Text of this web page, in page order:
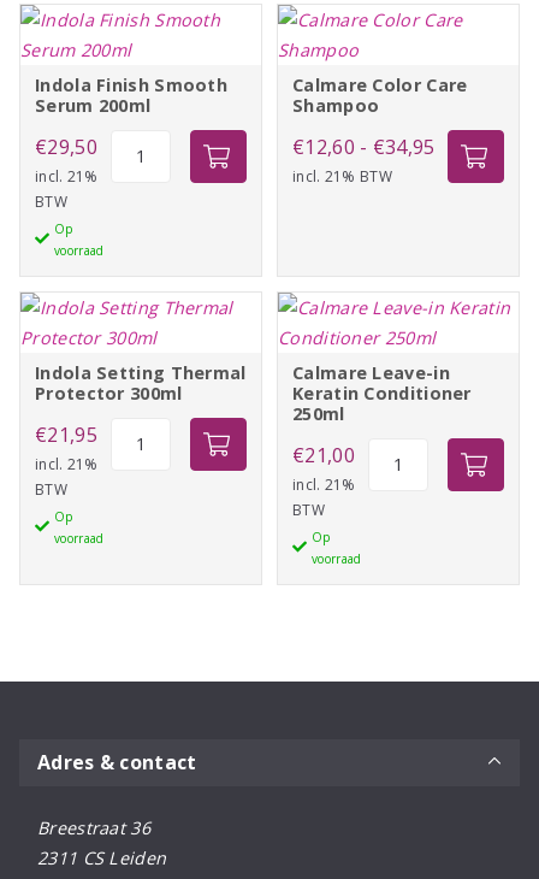
Indola Finish Smooth
Serum 200ml
€29,50
incl. 21%
BTW
Op
voorraad
aantal
Calmare Color Care
Shampoo
€12,60 - €34,95 Prijsklasse:
€12,60
incl. 21% BTW
Indola Setting Thermal
Protector 300ml
€21,95
incl. 21%
BTW
Op
voorraad
aantal
Calmare Leave-in
Keratin Conditioner
250ml
€21,00
incl. 21%
BTW
Op
voorraad
Adres & contact
Breestraat 36
2311 CS Leiden